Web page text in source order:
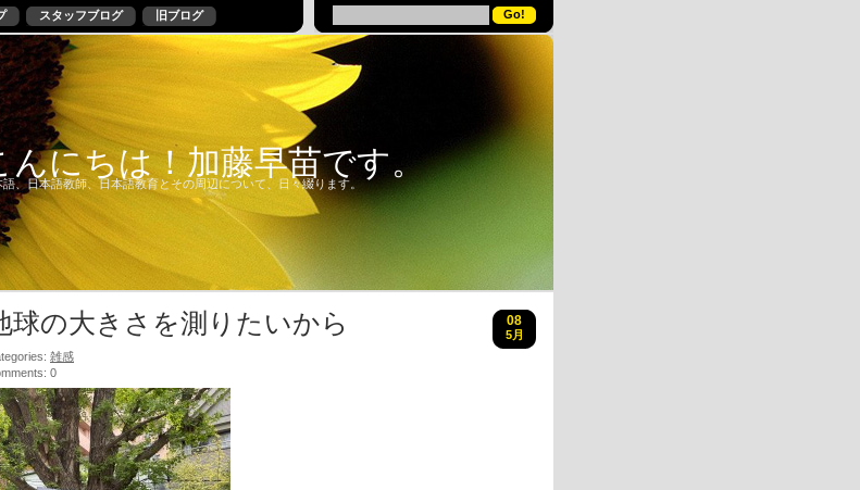
スタッフブログ 旧ブログ
んにちは！加藤早苗です。
語、日本語教師、日本語教育とその周辺について、日々綴ります。
球の大きさを測りたいから 08
5月
雑感
0